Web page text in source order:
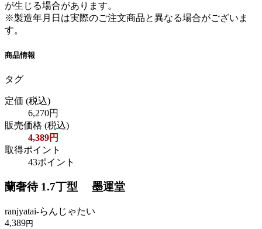
が生じる場合があります。
※製造年月日は実際のご注文商品と異なる場合がございま
す。
商品情報
タグ
定価 (税込)
6,270円
販売価格 (税込)
4,389円
取得ポイント
43ポイント
蘭奢待 1.7丁型 墨運堂
ranjyatai-らんじゃたい
4,389円